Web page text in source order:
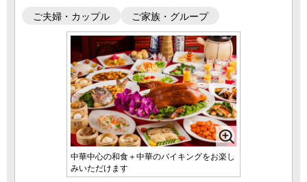
ご夫婦・カップル ご家族・グループ
中華中心の和食＋中華のバイキングをお楽し
みいただけます